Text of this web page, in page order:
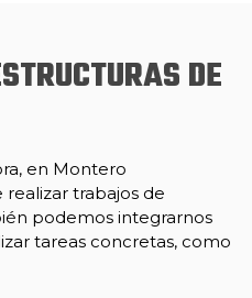
DE
en Montero
trabajos de
podemos integrarnos
tareas concretas, como